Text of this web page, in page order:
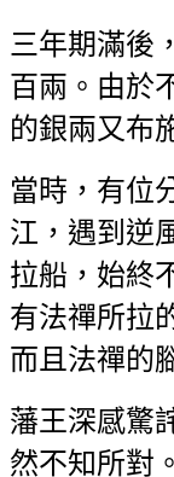
三年期滿後
百兩。由於
的銀兩又布
當時，有位
江，遇到逆
拉船，始終
有法禪所拉
而且法禪的
藩王深感驚
然不知所對